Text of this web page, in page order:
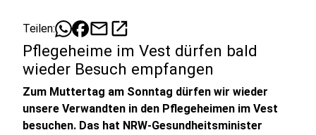
Teilen: mailopen_in_new
Pflegeheime im Vest dürfen bald
wieder Besuch empfangen
Zum Muttertag am Sonntag dürfen wir wieder
unsere Verwandten in den Pflegeheimen im Vest
besuchen. Das hat NRW-Gesundheitsminister